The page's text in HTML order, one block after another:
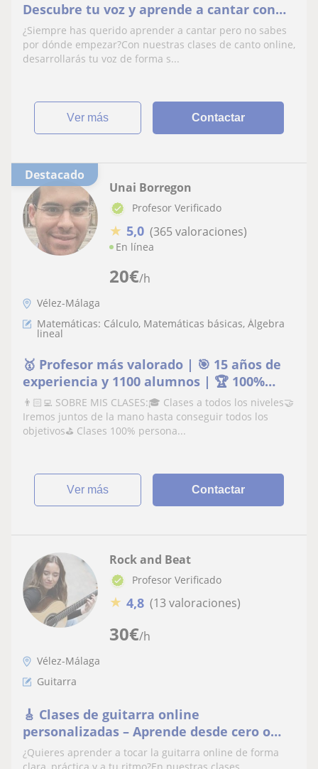
Descubre tu voz y aprende a cantar con
técnica
¿Siempre has querido aprender a cantar pero no sabes
por dónde empezar?Con nuestras clases de canto online,
desarrollarás tu voz de forma s...
ver más Contactar
Destacado
20€/h
Unai Borregon
Profesor Verificado
★ 5,0 (365 valoraciones)
En línea
Vélez-Málaga
Matemáticas: Cálculo, Matemáticas básicas, Álgebra
lineal
🥇 Profesor más valorado | 🎯 15 años de
experiencia y 1100 alumnos | 🏆 100%
aprobados
👨🏻‍💻 SOBRE MIS CLASES:🎓 Clases a todos los niveles🤝
Iremos juntos de la mano hasta conseguir todos los
objetivos⛳️ Clases 100% persona...
ver más Contactar
30€/h
Rock and Beat
Profesor Verificado
★ 4,8 (13 valoraciones)
Vélez-Málaga
Guitarra
🎸 Clases de guitarra online
personalizadas – Aprende desde cero o
mejora tu nivel
¿Quieres aprender a tocar la guitarra online de forma